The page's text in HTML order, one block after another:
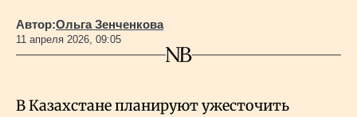
Автор:Ольга Зенченкова
11 апреля 2026, 09:05
В Казахстане планируют ужесточить